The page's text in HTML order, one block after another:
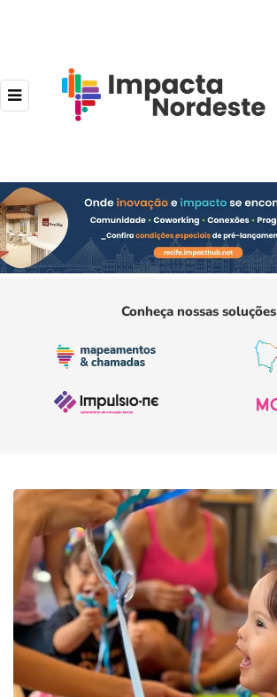
Conheça nossas soluções